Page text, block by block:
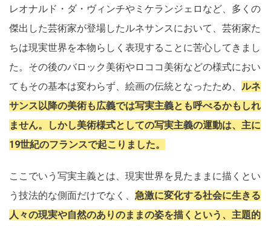
レオナルド・ダ・ヴィンチやミケランジェロなど、多くの
傑出した芸術家が登場したルネサンスにおいて、芸術家た
ちは現実世界を本物らしく表現することに苦心してきまし
た。その後のバロック美術やロココ美術などの様式におい
てもその基本は変わらず、絵画の伝統となったため、 ルネ
サンス以降の美術も広義では写実主義とも呼べるかもしれ
ません。しかし美術様式としての写実主義の運動は、主に
19世紀のフランスで起こりました。
ここでいう写実主義とは、現実世界を見たままに描くとい
う技法的な側面だけでなく、 急激に変化する社会に生きる
人々の現実や自然のありのままの姿を描くという、主題的